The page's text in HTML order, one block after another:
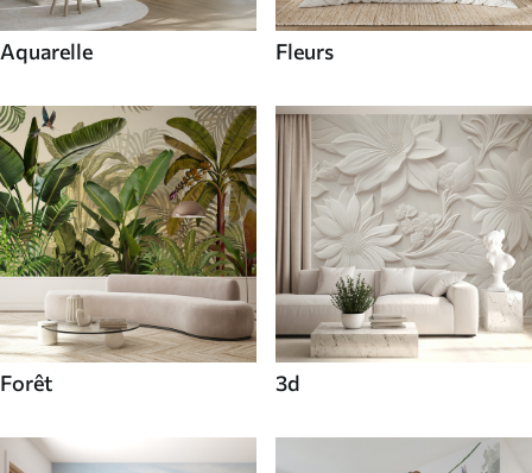
Aquarelle Fleurs
Forêt 3d